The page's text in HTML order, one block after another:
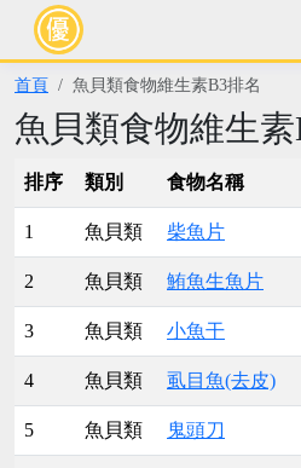
首頁 魚貝類食物維生素B3排名
魚貝類食物維生素
排序 類別 食物名稱
1 魚貝類 柴魚片
2 魚貝類 鮪魚生魚片
3 魚貝類 小魚干
4 魚貝類 虱目魚(去皮)
5 魚貝類 鬼頭刀